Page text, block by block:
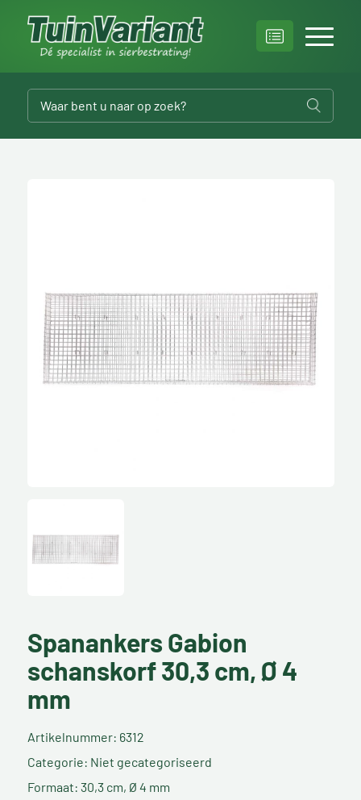
Spanankers Gabion
schanskorf 30,3 cm, Ø 4
mm
Artikelnummer: 6312
Categorie: Niet gecategoriseerd
Formaat: 30,3 cm, Ø 4 mm